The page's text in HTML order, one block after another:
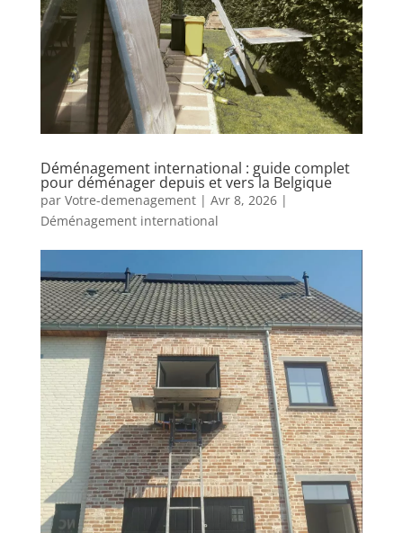
Déménagement international : guide complet
pour déménager depuis et vers la Belgique
par Votre-demenagement| Avr 8, 2026|
Déménagement international